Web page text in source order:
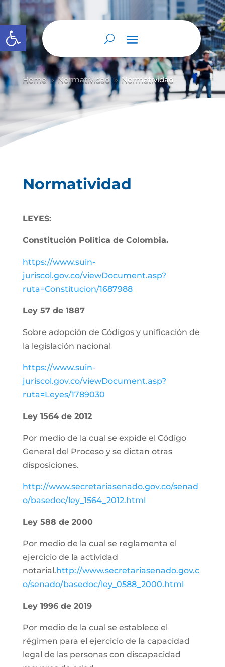
Abrir barra de herramientas
Home 9 Normatividad 9 Normatividad
Normatividad
LEYES:
Constitución Política de Colombia.
https://www.suin-
juriscol.gov.co/viewDocument.asp?
ruta=Constitucion/1687988
Ley 57 de 1887
Sobre adopción de Códigos y unificación de
la legislación nacional
https://www.suin-
juriscol.gov.co/viewDocument.asp?
ruta=Leyes/1789030
Ley 1564 de 2012
Por medio de la cual se expide el Código
General del Proceso y se dictan otras
disposiciones.
http://www.secretariasenado.gov.co/senad
o/basedoc/ley_1564_2012.html
Ley 588 de 2000
Por medio de la cual se reglamenta el
ejercicio de la actividad
notarial.http://www.secretariasenado.gov.c
o/senado/basedoc/ley_0588_2000.html
Ley 1996 de 2019
Por medio de la cual se establece el
régimen para el ejercicio de la capacidad
legal de las personas con discapacidad